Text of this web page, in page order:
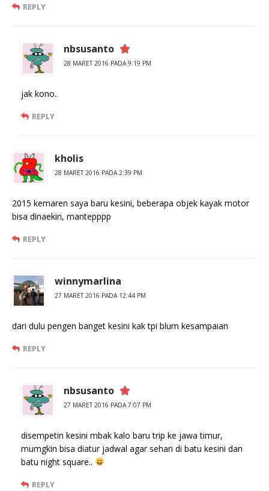
REPLY
nbsusanto
28 MARET 2016 PADA 9:19 PM
jak kono..
REPLY
kholis
28 MARET 2016 PADA 2:39 PM
2015 kemaren saya baru kesini, beberapa objek kayak motor
bisa dinaekin, mantepppp
REPLY
winnymarlina
27 MARET 2016 PADA 12:44 PM
dari dulu pengen banget kesini kak tpi blum kesampaian
REPLY
nbsusanto
27 MARET 2016 PADA 7:07 PM
disempetin kesini mbak kalo baru trip ke jawa timur,
mumgkin bisa diatur jadwal agar sehari di batu kesini dan
batu night square..
REPLY